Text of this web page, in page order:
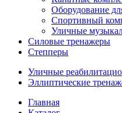
Оборудование
Спортивный
Уличные
Силовые тренажеры
Степперы
Уличные
Эллиптические
Главная